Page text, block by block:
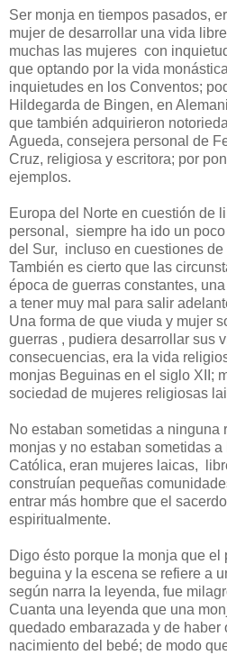
Ser monja en tiempos pasados,
mujer de desarrollar una vida
muchas las mujeres con
que optando por la vida
inquietudes en los Conventos;
Hildegarda de Bingen, en
que también adquirieron
Agueda, consejera personal de
Cruz, religiosa y escritora; por
ejemplos.
Europa del Norte en cuestión de
personal, siempre ha ido un
del Sur, incluso en cuestiones de
También es cierto que las
época de guerras constantes,
a tener muy mal para salir
Una forma de que viuda y mujer
guerras , pudiera desarrollar sus
consecuencias, era la vida
monjas Beguinas en el siglo XII;
sociedad de mujeres religiosas
No estaban sometidas a ninguna
monjas y no estaban sometidas
Católica, eran mujeres laicas,
construían pequeñas
entrar más hombre que el
espiritualmente.
Digo ésto porque la monja que el
beguina y la escena se refiere a
según narra la leyenda, fue
Cuanta una leyenda que una
quedado embarazada y de haber
nacimiento del bebé; de modo